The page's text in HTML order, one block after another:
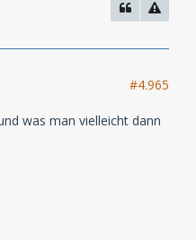
#4.965
was man vielleicht dann